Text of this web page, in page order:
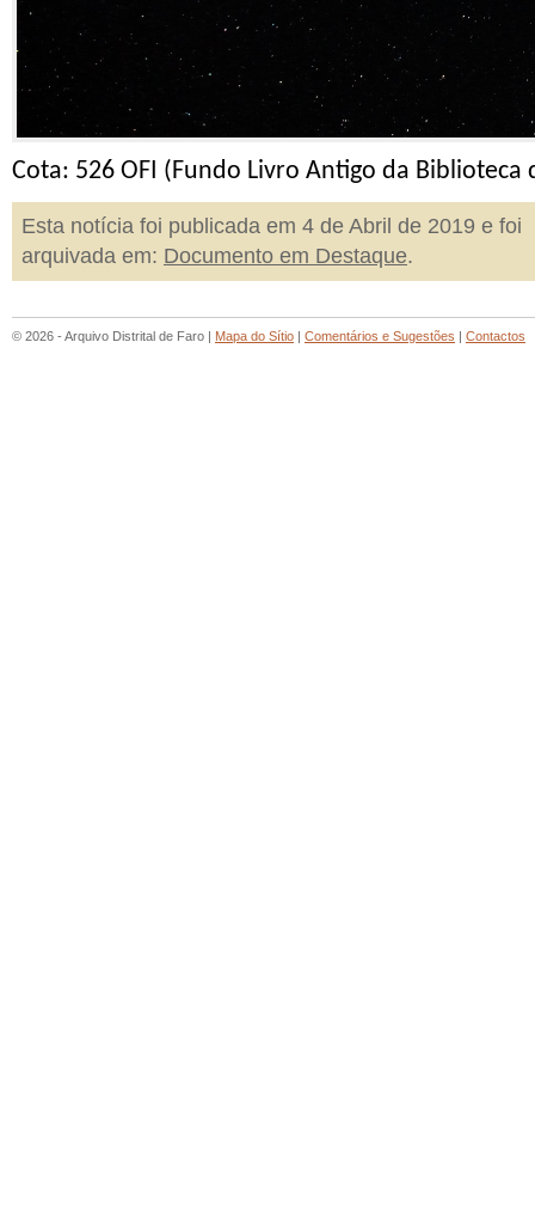
Cota: 526 OFI (Fundo Livro Antigo da Biblioteca
Esta notícia foi publicada em 4 de Abril de 2019 e foi
arquivada em: Documento em Destaque.
© 2026 - Arquivo Distrital de Faro | Mapa do Sítio | Comentários e Sugestões | Contactos